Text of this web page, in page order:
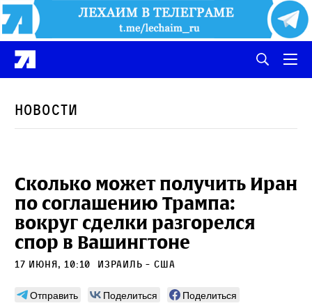
Новости
Сколько может получить Иран
по соглашению Трампа:
вокруг сделки разгорелся
спор в Вашингтоне
17 июня, 10:10 Израиль - США
Отправить Поделиться
Поделиться